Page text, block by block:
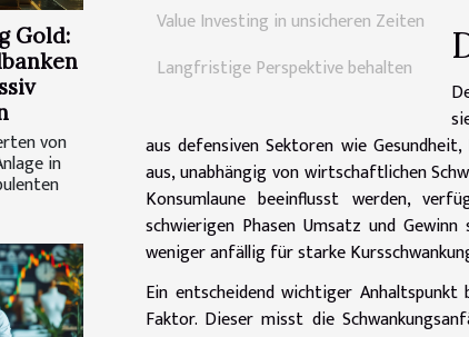
Gold:
von
in
Value Investing in unsicheren Zeiten
Langfristige Perspektive behalten
aus defensiven Sektoren wie
aus, unabhängig von wirtschaftlichen
Konsumlaune beeinflusst werden,
schwierigen Phasen Umsatz und
weniger anfällig für starke
Ein entscheidend wichtiger
Faktor. Dieser misst die